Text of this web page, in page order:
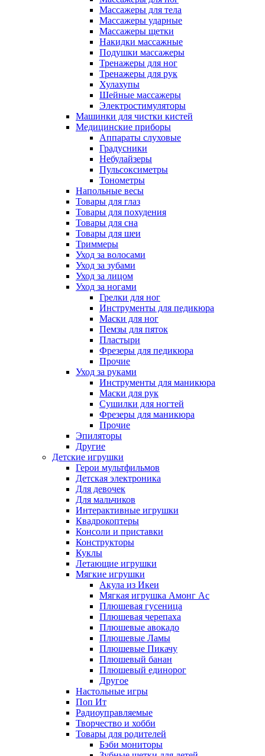
Массажеры для тела
Массажеры ударные
Массажеры щетки
Накидки массажные
Подушки массажеры
Тренажеры для ног
Тренажеры для рук
Хулахупы
Шейные массажеры
Электростимуляторы
Машинки для чистки кистей
Медицинские приборы
Аппараты слуховые
Градусники
Небулайзеры
Пульсоксиметры
Тонометры
Напольные весы
Товары для глаз
Товары для похудения
Товары для сна
Товары для шеи
Триммеры
Уход за волосами
Уход за зубами
Уход за лицом
Уход за ногами
Грелки для ног
Инструменты для педикюра
Маски для ног
Пемзы для пяток
Пластыри
Фрезеры для педикюра
Прочие
Уход за руками
Инструменты для маникюра
Маски для рук
Сушилки для ногтей
Фрезеры для маникюра
Прочие
Эпиляторы
Другие
Детские игрушки
Герои мультфильмов
Детская электроника
Для девочек
Для мальчиков
Интерактивные игрушки
Квадрокоптеры
Консоли и приставки
Конструкторы
Куклы
Летающие игрушки
Мягкие игрушки
Акула из Икеи
Мягкая игрушка Амонг Ас
Плюшевая гусеница
Плюшевая черепаха
Плюшевые авокадо
Плюшевые Ламы
Плюшевые Пикачу
Плюшевый банан
Плюшевый единорог
Другое
Настольные игры
Поп Ит
Радиоуправляемые
Творчество и хобби
Товары для родителей
Бэби мониторы